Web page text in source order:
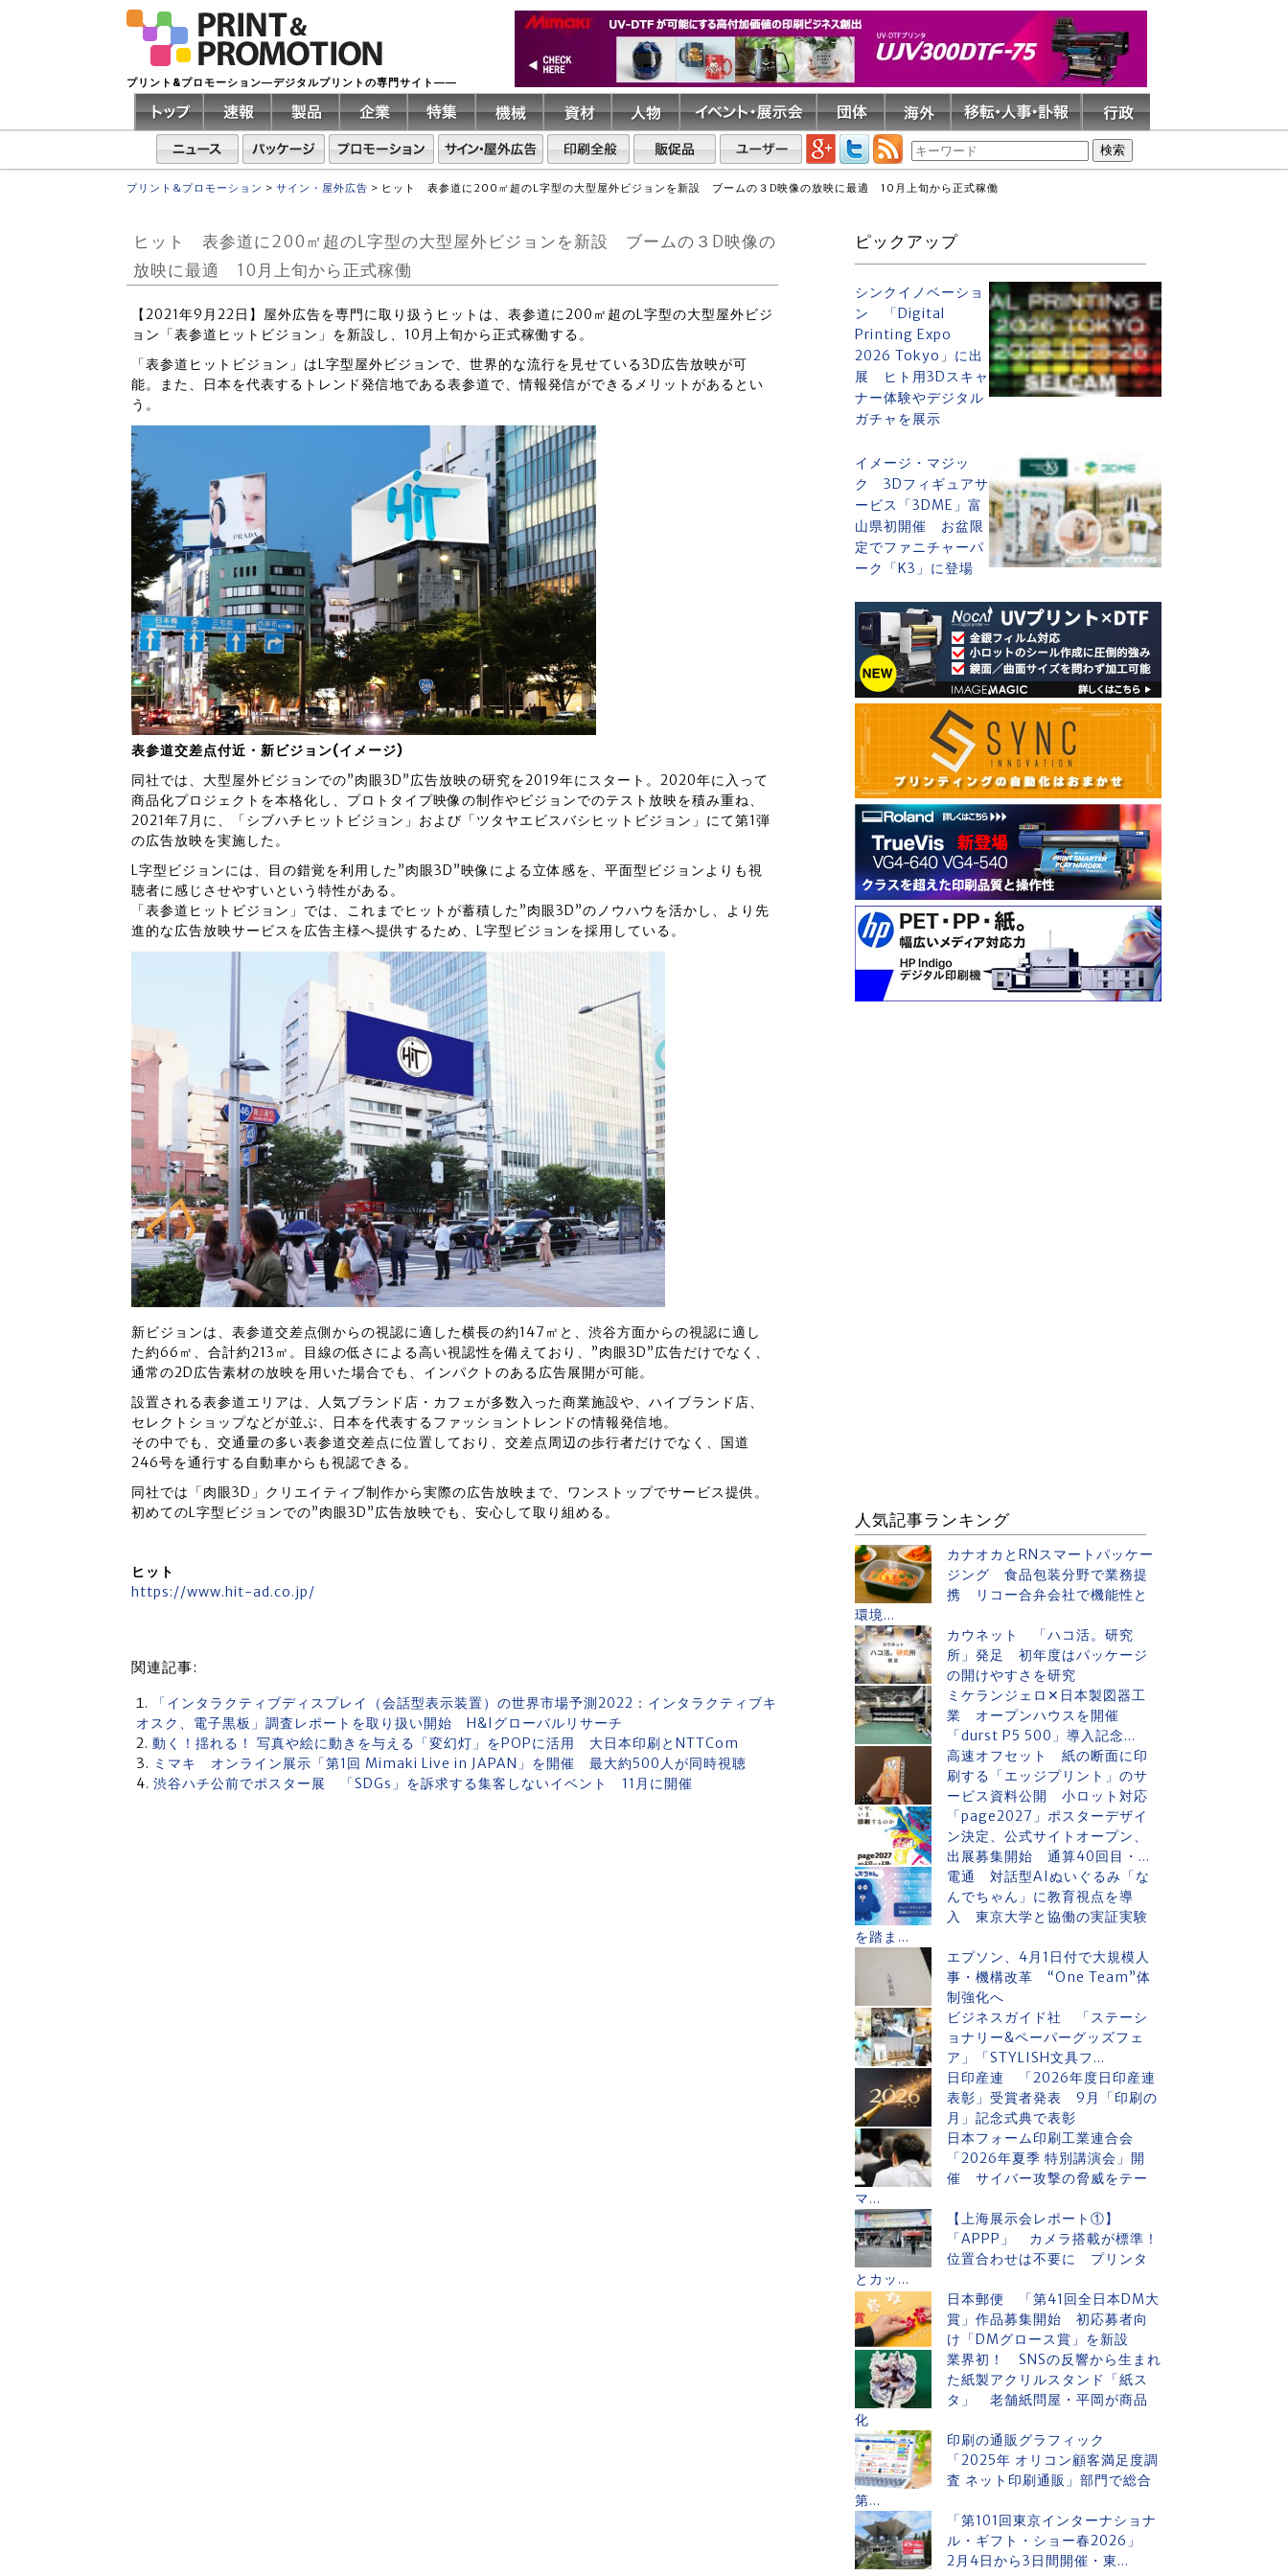
プリント&プロモーション―デジタルプリントの専門サイト――
プリント&プロモーション > サイン・屋外広告 > ヒット 表参道に200㎡超のL字型の大型屋外ビジョンを新設 ブームの３D映像の放映に最適 10月上旬から正式稼働
ヒット 表参道に200㎡超のL字型の大型屋外ビジョンを新設 ブームの３D映像の
放映に最適 10月上旬から正式稼働
【2021年9月22日】屋外広告を専門に取り扱うヒットは、表参道に200㎡超のL字型の大型屋外ビジ
ョン「表参道ヒットビジョン」を新設し、10月上旬から正式稼働する。
「表参道ヒットビジョン」はL字型屋外ビジョンで、世界的な流行を見せている3D広告放映が可
能。また、日本を代表するトレンド発信地である表参道で、情報発信ができるメリットがあるとい
う。
表参道交差点付近・新ビジョン(イメージ)
同社では、大型屋外ビジョンでの”肉眼3D”広告放映の研究を2019年にスタート。2020年に入って
商品化プロジェクトを本格化し、プロトタイプ映像の制作やビジョンでのテスト放映を積み重ね、
2021年7月に、「シブハチヒットビジョン」および「ツタヤエビスバシヒットビジョン」にて第1弾
の広告放映を実施した。
L字型ビジョンには、目の錯覚を利用した”肉眼3D”映像による立体感を、平面型ビジョンよりも視
聴者に感じさせやすいという特性がある。
「表参道ヒットビジョン」では、これまでヒットが蓄積した”肉眼3D”のノウハウを活かし、より先
進的な広告放映サービスを広告主様へ提供するため、L字型ビジョンを採用している。
新ビジョンは、表参道交差点側からの視認に適した横長の約147㎡と、渋谷方面からの視認に適し
た約66㎡、合計約213㎡。目線の低さによる高い視認性を備えており、”肉眼3D”広告だけでなく、
通常の2D広告素材の放映を用いた場合でも、インパクトのある広告展開が可能。
設置される表参道エリアは、人気ブランド店・カフェが多数入った商業施設や、ハイブランド店、
セレクトショップなどが並ぶ、日本を代表するファッショントレンドの情報発信地。
その中でも、交通量の多い表参道交差点に位置しており、交差点周辺の歩行者だけでなく、国道
246号を通行する自動車からも視認できる。
同社では「肉眼3D」クリエイティブ制作から実際の広告放映まで、ワンストップでサービス提供。
初めてのL字型ビジョンでの”肉眼3D”広告放映でも、安心して取り組める。
ヒット
https://www.hit-ad.co.jp/
関連記事:
「インタラクティブディスプレイ（会話型表示装置）の世界市場予測2022：インタラクティブキ
オスク、電子黒板」調査レポートを取り扱い開始 H&Iグローバルリサーチ
動く！揺れる！ 写真や絵に動きを与える「変幻灯」をPOPに活用 大日本印刷とNTTCom
ミマキ オンライン展示「第1回 Mimaki Live in JAPAN」を開催 最大約500人が同時視聴
渋谷ハチ公前でポスター展 「SDGs」を訴求する集客しないイベント 11月に開催
ピックアップ
シンクイノベーショ
ン 「Digital
Printing Expo
2026 Tokyo」に出
展 ヒト用3Dスキャ
ナー体験やデジタル
ガチャを展示
イメージ・マジッ
ク 3Dフィギュアサ
ービス「3DME」富
山県初開催 お盆限
定でファニチャーパ
ーク「K3」に登場
人気記事ランキング
カナオカとRNスマートパッケー
ジング 食品包装分野で業務提
携 リコー合弁会社で機能性と
環境...
カウネット 「ハコ活。研究
所」発足 初年度はパッケージ
の開けやすさを研究
ミケランジェロ✕日本製図器工
業 オープンハウスを開催
「durst P5 500」導入記念...
高速オフセット 紙の断面に印
刷する「エッジプリント」のサ
ービス資料公開 小ロット対応
「page2027」ポスターデザイ
ン決定、公式サイトオープン、
出展募集開始 通算40回目・...
電通 対話型AIぬいぐるみ「な
んでちゃん」に教育視点を導
入 東京大学と協働の実証実験
を踏ま...
エプソン、4月1日付で大規模人
事・機構改革 “One Team”体
制強化へ
ビジネスガイド社 「ステーシ
ョナリー&ペーパーグッズフェ
ア」「STYLISH文具フ...
日印産連 「2026年度日印産連
表彰」受賞者発表 9月「印刷の
月」記念式典で表彰
日本フォーム印刷工業連合会
「2026年夏季 特別講演会」開
催 サイバー攻撃の脅威をテー
マ...
【上海展示会レポート①】
「APPP」 カメラ搭載が標準！
位置合わせは不要に プリンタ
とカッ...
日本郵便 「第41回全日本DM大
賞」作品募集開始 初応募者向
け「DMグロース賞」を新設
業界初！ SNSの反響から生まれ
た紙製アクリルスタンド「紙ス
タ」 老舗紙問屋・平岡が商品
化
印刷の通販グラフィック
「2025年 オリコン顧客満足度調
査 ネット印刷通販」部門で総合
第...
「第101回東京インターナショナ
ル・ギフト・ショー春2026」
2月4日から3日間開催・東...